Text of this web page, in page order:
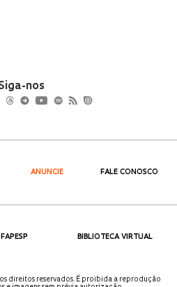
nos
ANUNCIE FALE CONOSCO
BIBLIOTECA VIRTUAL
os direitos reservados. É proibida a reprodução